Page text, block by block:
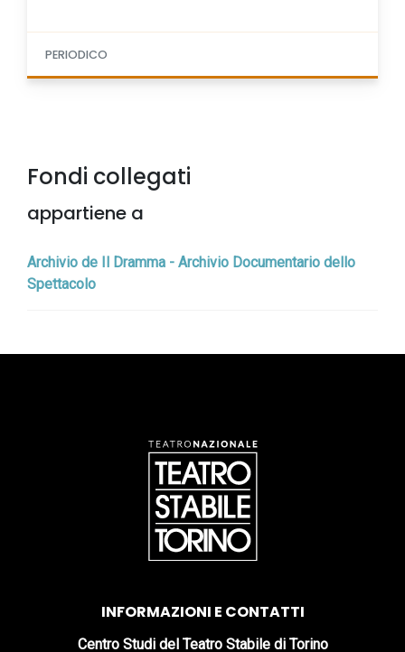
PERIODICO
Fondi collegati
appartiene a
Archivio de Il Dramma - Archivio Documentario dello
Spettacolo
INFORMAZIONI E CONTATTI
Centro Studi del Teatro Stabile di Torino